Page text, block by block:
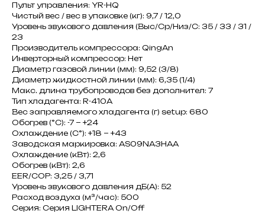
Пульт управления: YR-HQ
Чистый вес / вес в упаковке (кг): 9,7 / 12,0
Уровень звукового давления (Выс/Ср/Низ/С: 35 / 33 / 31 /
23
Производитель компрессора: QingAn
Инверторный компрессор: Нет
Диаметр газовой линии (мм): 9,52 (3/8)
Диаметр жидкостной линии (мм): 6,35 (1/4)
Макс. длина трубопроводов без дополнител: 7
Тип хладагента: R-410A
Вес заправляемого хладагента (г) setup: 680
Обогрев (°С): -7 ~ +24
Охлаждение (С°): +18 ~ +43
Заводская маркировка: AS09NA3HAA
Охлаждение (кВт): 2,6
Обогрев (кВт): 2,6
EER/COP: 3,25 / 3,71
Уровень звукового давления дБ(А): 52
Расход воздуха (м³/час): 500
Серия: Серия LIGHTERA On/Off